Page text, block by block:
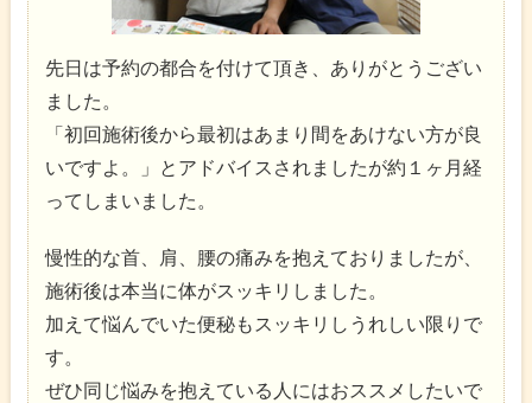
先日は予約の都合を付けて頂き、ありがとうござい
ました。
「初回施術後から最初はあまり間をあけない方が良
いですよ。」とアドバイスされましたが約１ヶ月経
ってしまいました。
慢性的な首、肩、腰の痛みを抱えておりましたが、
施術後は本当に体がスッキリしました。
加えて悩んでいた便秘もスッキリしうれしい限りで
す。
ぜひ同じ悩みを抱えている人にはおススメしたいで